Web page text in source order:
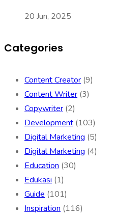
20 Jun, 2025
Categories
Content Creator (9)
Content Writer (3)
Copywriter (2)
Development (103)
Digital Marketing (5)
Digital Marketing (4)
Education (30)
Edukasi (1)
Guide (101)
Inspiration (116)